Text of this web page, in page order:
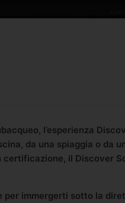
l’esperienza
da una spiaggia o da
il Discover
immergerti sotto la